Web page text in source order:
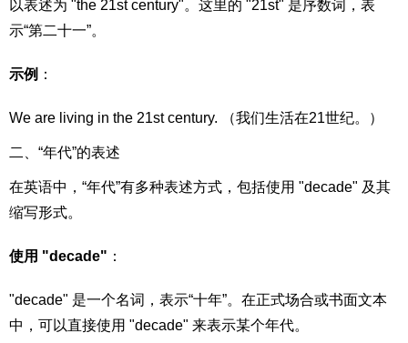
以表述为 "the 21st century"。这里的 "21st" 是序数词，表
示“第二十一”。
示例 ：
We are living in the 21st century. （我们生活在21世纪。）
二、“年代”的表述
在英语中，“年代”有多种表述方式，包括使用 "decade" 及其
缩写形式。
使用 "decade" ：
"decade" 是一个名词，表示“十年”。在正式场合或书面文本
中，可以直接使用 "decade" 来表示某个年代。